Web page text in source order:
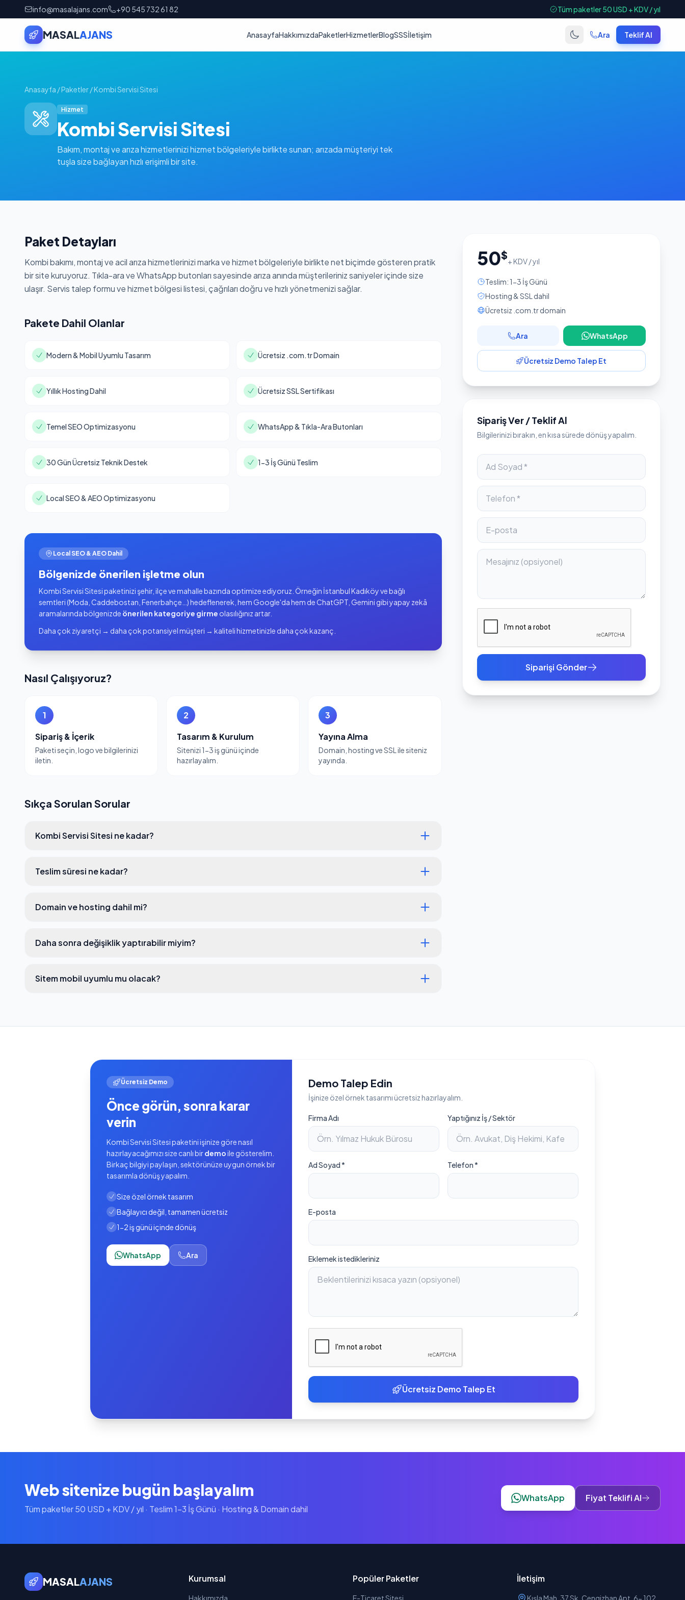
info@masalajans.com +90 545 732 61 82 Tüm paketler 50 USD + KDV / yıl
MASALAJANS AnasayfaHakkımızdaPaketlerHizmetlerBlogSSSİletişim Ara Teklif Al
Anasayfa /Paketler/Kombi Servisi Sitesi
Hizmet
Kombi Servisi Sitesi
Bakım, montaj ve arıza hizmetlerinizi hizmet bölgeleriyle birlikte sunan; arızada müşteriyi tek
tuşla size bağlayan hızlı erişimli bir site.
Paket Detayları
Kombi bakımı, montaj ve acil arıza hizmetlerinizi marka ve hizmet bölgeleriyle birlikte net biçimde gösteren pratik
bir site kuruyoruz. Tıkla-ara ve WhatsApp butonları sayesinde arıza anında müşterileriniz saniyeler içinde size
ulaşır. Servis talep formu ve hizmet bölgesi listesi, çağrıları doğru ve hızlı yönetmenizi sağlar.
Pakete Dahil Olanlar
Modern & Mobil Uyumlu Tasarım Ücretsiz .com.tr Domain
Yıllık Hosting Dahil Ücretsiz SSL Sertifikası
Temel SEO Optimizasyonu WhatsApp & Tıkla-Ara Butonları
30 Gün Ücretsiz Teknik Destek 1-3 İş Günü Teslim
Local SEO & AEO Optimizasyonu
Local SEO & AEO Dahil
Bölgenizde önerilen işletme olun
Kombi Servisi Sitesi paketinizi şehir, ilçe ve mahalle bazında optimize ediyoruz. Örneğin İstanbul Kadıköy ve bağlı
semtleri (Moda, Caddebostan, Fenerbahçe…) hedeflenerek, hem Google'da hem de ChatGPT, Gemini gibi yapay zekâ
aramalarında bölgenizde önerilen kategoriye girme olasılığınız artar.
Daha çok ziyaretçi → daha çok potansiyel müşteri → kaliteli hizmetinizle daha çok kazanç.
Nasıl Çalışıyoruz?
1
Sipariş & İçerik
Paketi seçin, logo ve bilgilerinizi
iletin.
2
Tasarım & Kurulum
Sitenizi 1-3 iş günü içinde
hazırlayalım.
3
Yayına Alma
Domain, hosting ve SSL ile siteniz
yayında.
Sıkça Sorulan Sorular
Kombi Servisi Sitesi ne kadar?
Teslim süresi ne kadar?
Domain ve hosting dahil mi?
Daha sonra değişiklik yaptırabilir miyim?
Sitem mobil uyumlu mu olacak?
50$+ KDV / yıl
Teslim: 1-3 İş Günü
Hosting & SSL dahil
Ücretsiz .com.tr domain
Ara WhatsApp
Ücretsiz Demo Talep Et
Sipariş Ver / Teklif Al
Bilgilerinizi bırakın, en kısa sürede dönüş yapalım.
Siparişi Gönder
Ücretsiz Demo
Önce görün, sonra karar
verin
Kombi Servisi Sitesi paketini işinize göre nasıl
hazırlayacağımızı size canlı birdemoile gösterelim.
Birkaç bilgiyi paylaşın, sektörünüze uygun örnek bir
tasarımla dönüş yapalım.
Size özel örnek tasarım
Bağlayıcı değil, tamamen ücretsiz
1-2 iş günü içinde dönüş
WhatsApp Ara
Demo Talep Edin
İşinize özel örnek tasarımı ücretsiz hazırlayalım.
Firma Adı Yaptığınız İş / Sektör
Ad Soyad * Telefon *
E-posta
Eklemek istedikleriniz
Ücretsiz Demo Talep Et
Web sitenize bugün başlayalım
Tüm paketler 50 USD + KDV / yıl · Teslim 1-3 İş Günü · Hosting & Domain dahil
WhatsApp Fiyat Teklifi Al
MASALAJANS Kurumsal
Hakkımızda
Popüler Paketler
E-Ticaret Sitesi
İletişim
Kışla Mah. 37 Sk. Cengizhan Apt. 6- 102